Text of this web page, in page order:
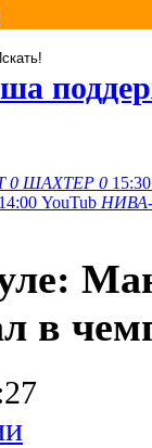
0 ШАХТЕР 0 15:30
14:00 YouTub
в